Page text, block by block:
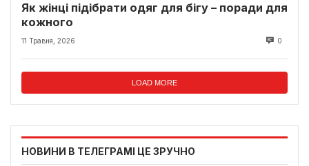
Як жінці підібрати одяг для бігу – поради для
кожного
11 Травня, 2026 0
LOAD MORE
НОВИНИ В ТЕЛЕГРАМІ ЦЕ ЗРУЧНО